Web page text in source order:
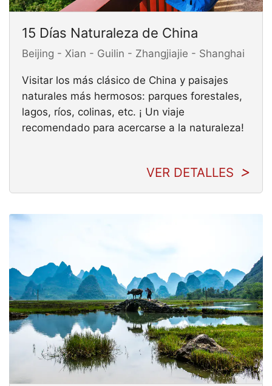
15 Días Naturaleza de China
Beijing - Xian - Guilin - Zhangjiajie - Shanghai
Visitar los más clásico de China y paisajes
naturales más hermosos: parques forestales,
lagos, ríos, colinas, etc. ¡ Un viaje
recomendado para acercarse a la naturaleza!
VER DETALLES